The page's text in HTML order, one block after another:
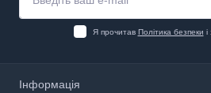
Я прочитав Політика безпеки
Інформація